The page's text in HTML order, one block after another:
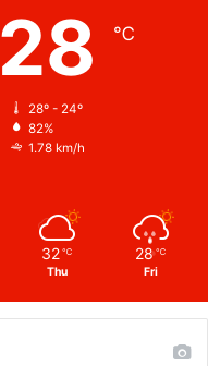
28 ℃
28º - 24º
82%
1.78 km/h
32 ℃
Thu
28 ℃
Fri